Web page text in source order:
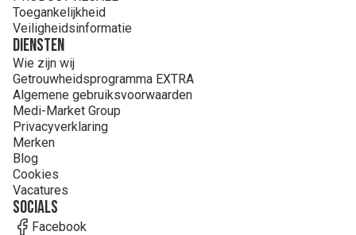
Toegankelijkheid
Veiligheidsinformatie
Diensten
Wie zijn wij
Getrouwheidsprogramma EXTRA
Algemene gebruiksvoorwaarden
Medi-Market Group
Privacyverklaring
Merken
Blog
Cookies
Vacatures
Socials
Facebook